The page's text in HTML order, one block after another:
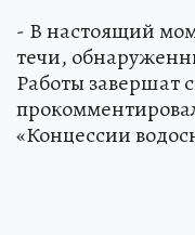
- В настоящий
течи,
Работы завершат
«Концессии